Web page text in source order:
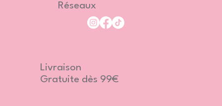
Réseaux
Livraison
Gratuite dès 99€